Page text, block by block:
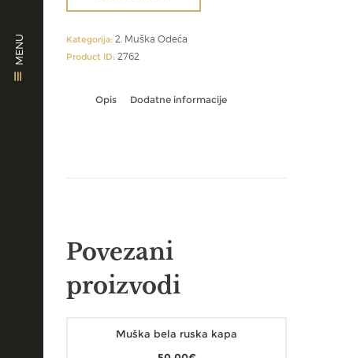
MENU Kategorija: 2. Muška Odeća
Product ID: 2762
Opis Dodatne informacije
Povezani
proizvodi
Muška bela ruska kapa